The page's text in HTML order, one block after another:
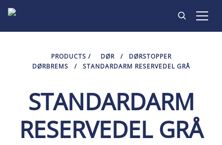
PRODUKTER
KONTAKT
PRODUCTS / DØR /
DØRSTOPPER
DØRBREMS
/ STANDARDARM RESERVEDEL GRÅ
STANDARDARM
RESERVEDEL GRÅ